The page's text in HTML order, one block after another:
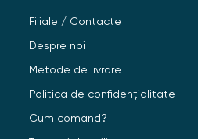
Filiale / Contacte
Despre noi
Metode de livrare
Politica de confidențialitate
Cum comand?